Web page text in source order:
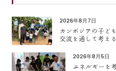
2026年8月7日
カンボジアの子ど
交流を通して考え
2026年8月5日
エネルギーを